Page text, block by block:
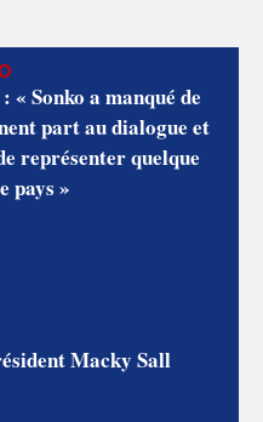
Sonko a manqué de
part au dialogue et
représenter quelque
pays »
Macky Sall